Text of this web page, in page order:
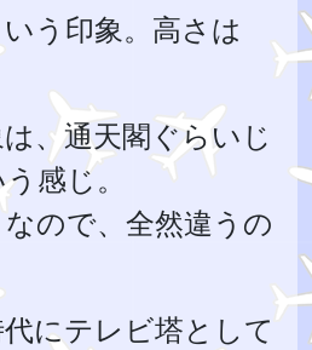
う印象。高さは
、通天閣ぐらいじ
感じ。
ので、全然違うの
にテレビ塔として